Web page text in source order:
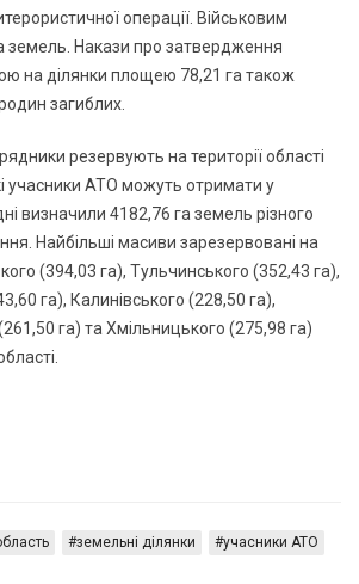
операції. Військовим
земель. Накази про затвердження
на ділянки площею 78,21 га також
загиблих.
резервують на території області
учасники АТО можуть отримати у
визначили 4182,76 га земель різного
Найбільші масиви зарезервовані на
(394,03 га), Тульчинського (352,43 га),
га), Калинівського (228,50 га),
га) та Хмільницького (275,98 га)
земельні ділянки
учасники АТО